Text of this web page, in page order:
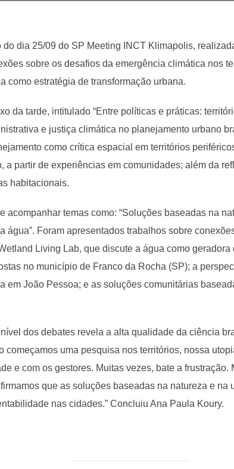
dia 25/09 do SP Meeting INCT Klimapolis,
sobre os desafios da emergência climática nos
como estratégia de transformação urbana.
da tarde, intitulado “Entre políticas e práticas:
e justiça climática no planejamento urbano
como crítica espacial em territórios
a partir de experiências em comunidades; além da
habitacionais.
acompanhar temas como: “Soluções baseadas na
água”. Foram apresentados trabalhos sobre
Living Lab, que discute a água como
no município de Franco da Rocha (SP); a
em João Pessoa; e as soluções comunitárias
dos debates revela a alta qualidade da ciência
começamos uma pesquisa nos territórios, nossa
e com os gestores. Muitas vezes, bate a
que as soluções baseadas na natureza e na
nas cidades.” Concluiu Ana Paula Koury.